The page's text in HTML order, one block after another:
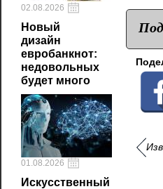
02.08.2026
Новый
дизайн
евробанкнот:
недовольных
будет много
01.08.2026
Искусственный